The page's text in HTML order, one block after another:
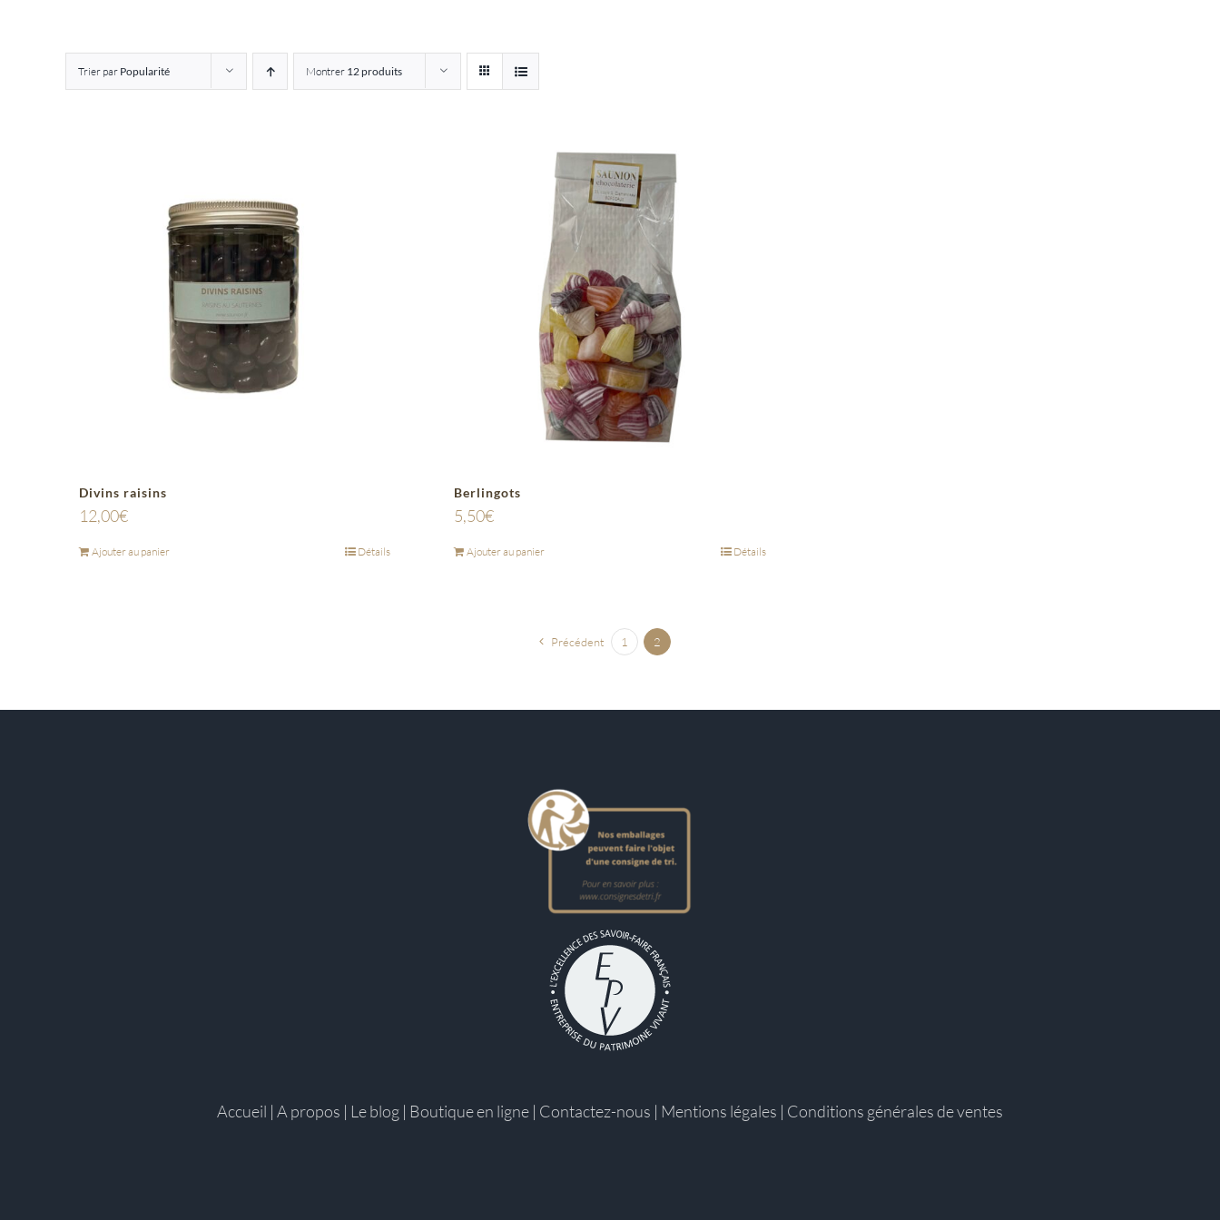
Trier par Popularité Montrer 12 produits
Divins raisins
12,00€
Ajouter au panier Détails
Berlingots
5,50€
Ajouter au panier Détails
Précédent 1 2
Accueil | A propos | Le blog | Boutique en ligne | Contactez-nous | Mentions légales | Conditions générales de ventes